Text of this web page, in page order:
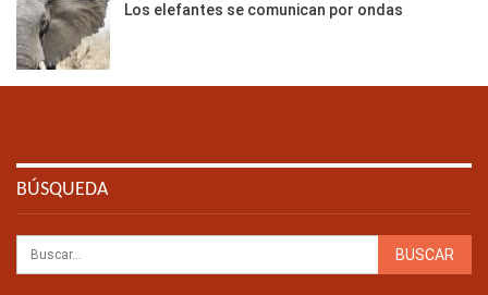
Los elefantes se comunican por ondas
BÚSQUEDA